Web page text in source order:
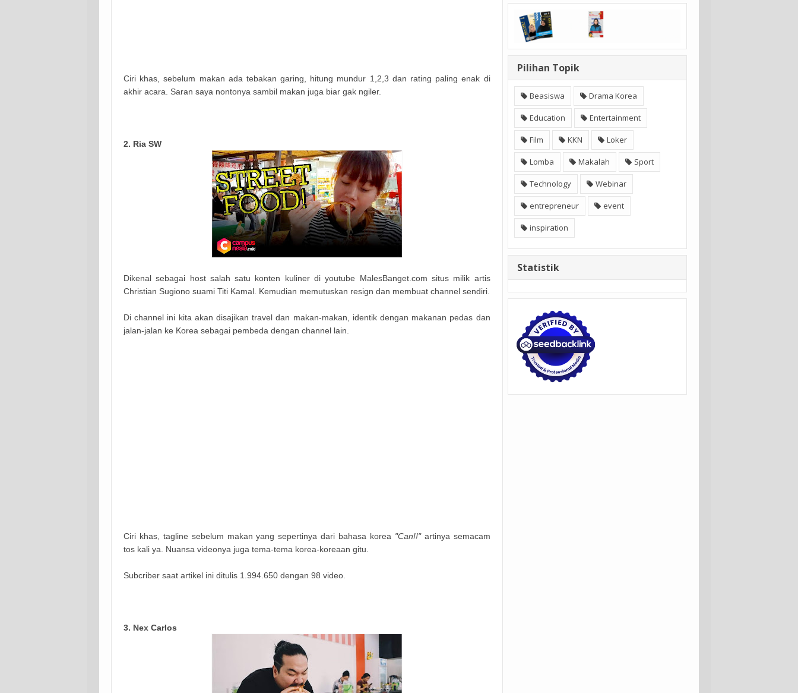
Ciri khas, sebelum makan ada tebakan garing, hitung mundur 1,2,3 dan rating paling enak di
akhir acara. Saran saya nontonya sambil makan juga biar gak ngiler.
2. Ria SW
Dikenal sebagai host salah satu konten kuliner di youtube MalesBanget.com situs milik artis
Christian Sugiono suami Titi Kamal. Kemudian memutuskan resign dan membuat channel sendiri.
Di channel ini kita akan disajikan travel dan makan-makan, identik dengan makanan pedas dan
jalan-jalan ke Korea sebagai pembeda dengan channel lain.
Ciri khas, tagline sebelum makan yang sepertinya dari bahasa korea "Can!!"artinya semacam
tos kali ya. Nuansa videonya juga tema-tema korea-koreaan gitu.
Subcriber saat artikel ini ditulis 1.994.650 dengan 98 video.
3. Nex Carlos
Pilihan Topik
Beasiswa Drama Korea
Education Entertainment
Film KKN Loker
Lomba Makalah Sport
Technology Webinar
entrepreneur event
inspiration
Statistik